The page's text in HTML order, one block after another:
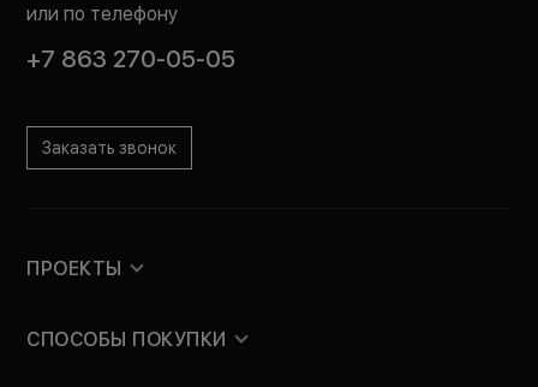
или по телефону
+7 863 270-05-05
Заказать звонок
ПРОЕКТЫ
СПОСОБЫ ПОКУПКИ